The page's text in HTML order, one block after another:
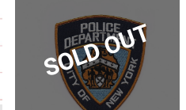
SOLD OUT